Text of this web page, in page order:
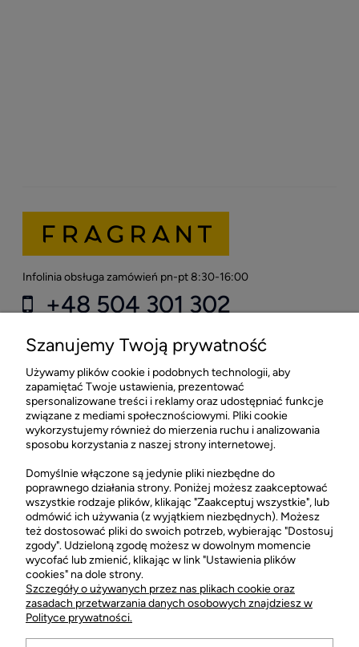
Infolinia obsługa zamówień pn-pt 8:30-16:00
+48 504 301 302
Sklep stacjonarny FRAGRANT
CH Łopuszańska 22 Lokal G03
02-220 Warszawa
Sklep stacjonarny FRAGRANT +48 505 021 505
POMOC
MOJE KONTO
Szanujemy Twoją prywatność
Używamy plików cookie i podobnych technologii, aby
zapamiętać Twoje ustawienia, prezentować
spersonalizowane treści i reklamy oraz udostępniać funkcje
związane z mediami społecznościowymi. Pliki cookie
wykorzystujemy również do mierzenia ruchu i analizowania
sposobu korzystania z naszej strony internetowej.
Domyślnie włączone są jedynie pliki niezbędne do
poprawnego działania strony. Poniżej możesz zaakceptować
wszystkie rodzaje plików, klikając "Zaakceptuj wszystkie", lub
odmówić ich używania (z wyjątkiem niezbędnych). Możesz
też dostosować pliki do swoich potrzeb, wybierając "Dostosuj
zgody". Udzieloną zgodę możesz w dowolnym momencie
wycofać lub zmienić, klikając w link "Ustawienia plików
cookies" na dole strony.
Szczegóły o używanych przez nas plikach cookie oraz
zasadach przetwarzania danych osobowych znajdziesz w
Polityce prywatności.